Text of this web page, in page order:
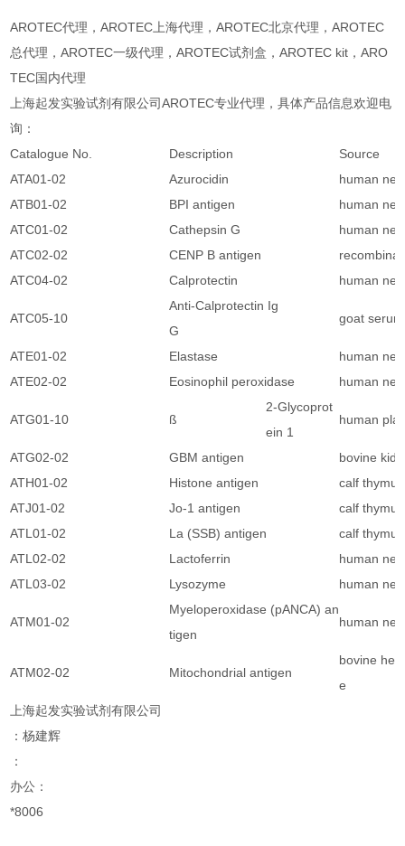
AROTEC代理，AROTEC上海代理，AROTEC北京代理，AROTEC
总代理，AROTEC一级代理，AROTEC试剂盒，AROTEC kit，ARO
TEC国内代理
上海起发实验试剂有限公司AROTEC专业代理，具体产品信息欢迎电
询：
Catalogue No.
Description
Source
ATA01-02
Azurocidin
human
ATB01-02
BPI antigen
human
ATC01-02
Cathepsin G
human
ATC02-02
CENP B antigen
ATC04-02
Calprotectin human
ATC05-10
Anti-Calprotectin Ig
G
goat serum
ATE01-02 Elastase
human
ATE02-02
Eosinophil peroxidase human
ATG01-10 ß
2-Glycoprot
ein 1
human
ATG02-02 GBM antigen
bovine
ATH01-02
Histone antigen
calf thymus
ATJ01-02
Jo-1 antigen
calf thymus
ATL01-02
La (SSB) antigen
calf thymus
ATL02-02
Lactoferrin
human
ATL03-02
Lysozyme human
ATM01-02
Myeloperoxidase (pANCA) an
tigen
human
ATM02-02 Mitochondrial antigen
bovine
e
上海起发实验试剂有限公司
：杨建辉
：
办公：
*8006